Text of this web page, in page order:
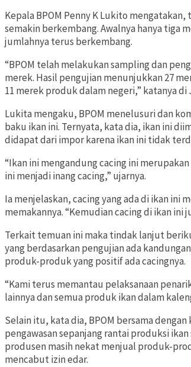
Kepala BPOM Penny K Lukito
semakin berkembang. Awalnya hanya tiga
jumlahnya terus berkembang.
“BPOM telah melakukan sampling dan
merek. Hasil pengujian menunjukkan 27
11 merek produk dalam negeri,” katanya
Lukita mengaku, BPOM menelusuri dan
baku ikan ini. Ternyata, kata dia, ikan ini
didapat dari impor karena ikan ini tidak
“Ikan ini mengandung cacing ini
ini menjadi inang cacing,” ujarnya.
Ia menjelaskan, cacing yang ada di ikan ini
memakannya. “Kemudian cacing di ikan
Terkait temuan ini maka tindak lanjut
yang berdasarkan pengujian ada
produk-produk yang positif ada cacingnya.
“Kami terus memantau pelaksanaan
lainnya dan semua produk ikan dalam
Selain itu, kata dia, BPOM bersama
pengawasan sepanjang rantai produksi
produsen masih nekat menjual produk-
mencabut izin edar.